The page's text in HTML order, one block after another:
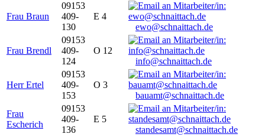
Frau Braun
09153
409-
130
E 4
ewo@schnaittach.de
Frau Brendl
09153
409-
124
O 12
info@schnaittach.de
Herr Ertel
09153
409-
153
O 3
bauamt@schnaittach.de
Frau
Escherich
09153
409-
136
E 5
standesamt@schnaittach.de